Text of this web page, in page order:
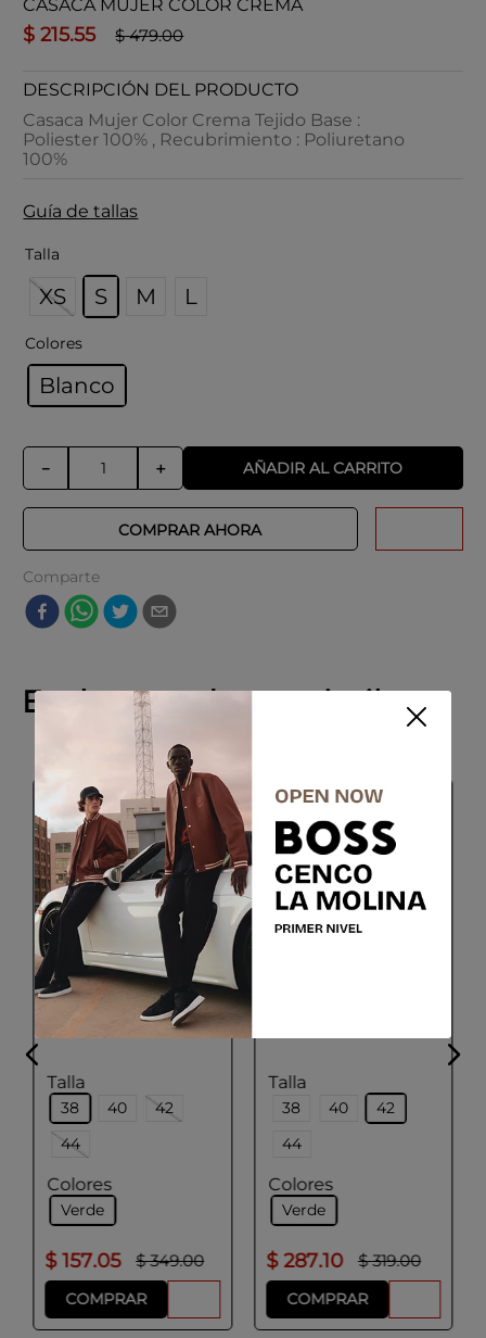
CASACA MUJER COLOR CREMA
$ 215.55 $ 479.00
DESCRIPCIÓN DEL PRODUCTO
Casaca Mujer Color Crema Tejido Base :
Poliester 100% , Recubrimiento : Poliuretano
100%
Guía de tallas
Talla
XS S M L
Colores
Blanco
＋
－ AÑADIR AL CARRITO
COMPRAR AHORA
Comparte
Explora productos similares
GEOX
W BETTANIE T
Talla
38 40
42
44
Colores
Verde
$ 157.05 $ 349.00
COMPRAR
Talla
38 40
42
44
Colores
Verde
$ 287.10 $ 319.00
COMPRAR